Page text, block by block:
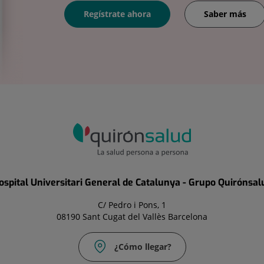
Regístrate ahora Saber más
Universitari General de Catalunya - Grupo
C/ Pedro i Pons, 1
08190 Sant Cugat del Vallès Barcelona
¿Cómo llegar?